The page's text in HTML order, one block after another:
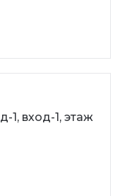
1, вход-1, этаж